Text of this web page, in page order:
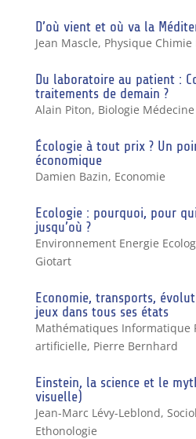
D’où vient et où va la
Jean Mascle, Physique Chimie
Du laboratoire au patient :
traitements de demain ?
Alain Piton, Biologie Médecine
Écologie à tout prix ? Un
économique
Damien Bazin, Economie
Ecologie : pourquoi, pour
jusqu’où ?
Environnement Energie
Giotart
Economie, transports,
jeux dans tous ses états
Mathématiques Informatique
artificielle, Pierre Bernhard
Einstein, la science et le
visuelle)
Jean-Marc Lévy-Leblond,
Ethonologie